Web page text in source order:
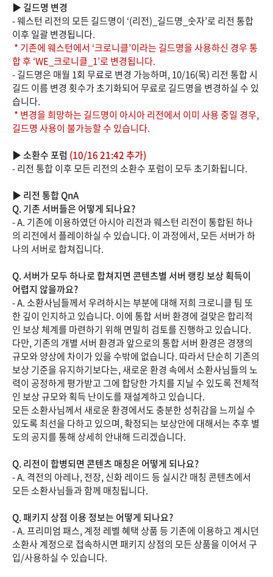
▶ 길드명 변경
- 웨스턴 리전의 모든 길드명이 ‘(리전)_길드명_숫자’로 리전 통합
이후 일괄 변경됩니다.
* 기존에 웨스턴에서 ‘크로니클’이라는 길드명을 사용하신 경우 통
합 후 ‘WE_크로니클_1’로 변경됩니다.
- 길드명은 매월 1회 무료로 변경 가능하며, 10/16(목) 리전 통합 시
길드 이름 변경 횟수가 초기화되어 무료로 길드명을 변경하실 수 있
습니다.
* 변경을 희망하는 길드명이 아시아 리전에서 이미 사용 중일 경우,
길드명 사용이 불가능할 수 있습니다.
▶ 소환수 포럼 (10/16 21:42 추가)
- 리전 통합 이후 모든 리전의 소환수 포럼이 모두 초기화됩니다.
▶ 리전 통합 QnA
Q. 기존 서버들은 어떻게 되나요?
- A. 기존에 이용하였던 아시아 리전과 웨스턴 리전이 통합된 하나
의 리전에서 플레이하실 수 있습니다. 이 과정에서, 모든 서버가 하
나의 서버로 합쳐집니다.
Q. 서버가 모두 하나로 합쳐지면 콘텐츠별 서버 랭킹 보상 획득이
어렵지 않을까요?
- A. 소환사님들께서 우려하시는 부분에 대해 저희 크로니클 팀 또
한 깊이 인지하고 있습니다. 이에 통합 서버 환경에 걸맞은 합리적
인 보상 체계를 마련하기 위해 면밀히 검토를 진행하고 있습니다.
다만, 기존의 개별 서버 환경과 앞으로의 통합 서버 환경은 경쟁의
규모와 양상에 차이가 있을 수밖에 없습니다. 따라서 단순히 기존의
보상 기준을 유지하기보다는, 새로운 환경 속에서 소환사님들의 노
력이 공정하게 평가받고 그에 합당한 가치를 지닐 수 있도록 전체적
인 보상 규모와 획득 난이도를 재설계하고 있습니다.
모든 소환사님께서 새로운 환경에서도 충분한 성취감을 느끼실 수
있도록 최선을 다하고 있으며, 확정되는 보상안에 대해서는 추후 별
도의 공지를 통해 상세히 안내해 드리겠습니다.
Q. 리전이 합병되면 콘텐츠 매칭은 어떻게 되나요?
- A. 격전의 아레나, 전장, 신화 레이드 등 실시간 매칭 콘텐츠에서
모든 소환사님들과 함께 매칭됩니다.
Q. 패키지 상점 이용 정보는 어떻게 되나요?
- A. 프리미엄 패스, 계정 레벨 혜택 상품 등 기존에 이용하고 계시던
소환사 계정으로 접속하시면 패키지 상점의 모든 상품을 이어서 구
입/사용하실 수 있습니다.